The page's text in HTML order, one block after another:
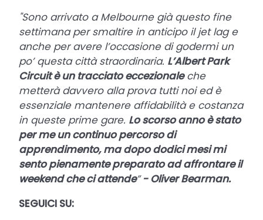
"Sono arrivato a Melbourne già questo fine
settimana per smaltire in anticipo il jet lag e
anche per avere l’occasione di godermi un
po’ questa città straordinaria. L’Albert Park
Circuit è un tracciato eccezionaleche
metterà davvero alla prova tutti noi ed è
essenziale mantenere affidabilità e costanza
in queste prime gare. Lo scorso anno è stato
per me un continuo percorso di
apprendimento, ma dopo dodici mesi mi
sento pienamente preparato ad affrontare il
weekend che ci attende”- Oliver Bearman.
SEGUICI SU: